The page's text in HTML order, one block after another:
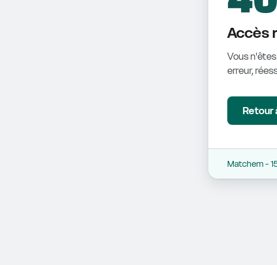
Accès
Vous
erreur,
Retour
Matchem -